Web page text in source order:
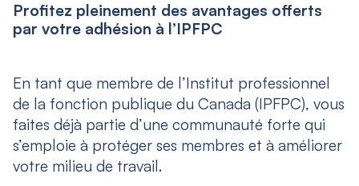
Profitez pleinement des avantages offerts
par votre adhésion à l’IPFPC
En tant que membre de l’Institut professionnel
de la fonction publique du Canada (IPFPC), vous
faites déjà partie d’une communauté forte qui
s’emploie à protéger ses membres et à améliorer
votre milieu de travail.